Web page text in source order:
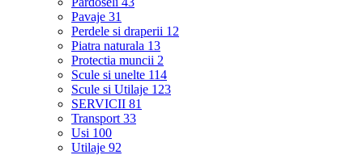
Pavaje 31
Perdele si draperii 12
Piatra naturala 13
Protectia muncii 2
Scule si unelte 114
Scule si Utilaje 123
SERVICII 81
Transport 33
Usi 100
Utilaje 92